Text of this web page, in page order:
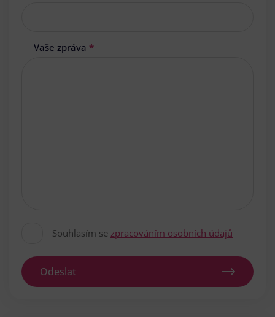
Vaše zpráva *
Souhlasím se zpracováním osobních údajů
Odeslat